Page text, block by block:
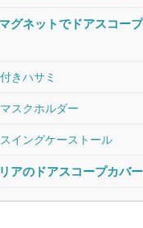
グネットでドアスコー
きハサミ
スクホルダー
イングケーストール
アのドアスコープカバ